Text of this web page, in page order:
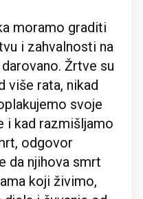
moramo graditi
i zahvalnosti na
Žrtve su
više rata, nikad
svoje
i kad razmišljamo
odgovor
da njihova smrt
koji živimo,